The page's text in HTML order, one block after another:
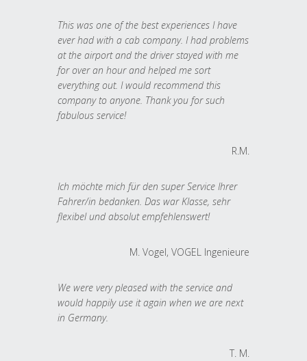
This was one of the best experiences I have
ever had with a cab company. I had problems
at the airport and the driver stayed with me
for over an hour and helped me sort
everything out. I would recommend this
company to anyone. Thank you for such
fabulous service!
R.M.
Ich möchte mich für den super Service Ihrer
Fahrer/in bedanken. Das war Klasse, sehr
flexibel und absolut empfehlenswert!
M. Vogel, VOGEL Ingenieure
We were very pleased with the service and
would happily use it again when we are next
in Germany.
T. M.